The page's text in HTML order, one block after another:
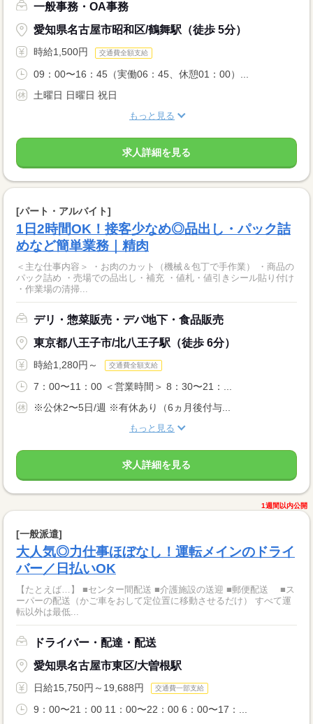
一般事務・OA事務
愛知県名古屋市昭和区/鶴舞駅（徒歩 5分）
時給1,500円 交通費全額支給
09：00〜16：45（実働06：45、休憩01：00）...
土曜日 日曜日 祝日
もっと見る
求人詳細を見る
[パート・アルバイト]
1日2時間OK！接客少なめ◎品出し・パック詰
めなど簡単業務｜精肉
＜主な仕事内容＞ ・お肉のカット（機械＆包丁で手作業） ・商品の
パック詰め ・売場での品出し・補充 ・値札・値引きシール貼り付け
・作業場の清掃...
デリ・惣菜販売・デパ地下・食品販売
東京都八王子市/北八王子駅（徒歩 6分）
時給1,280円～ 交通費全額支給
7：00〜11：00 ＜営業時間＞ 8：30〜21：...
※公休2〜5日/週 ※有休あり（6ヵ月後付与...
もっと見る
求人詳細を見る
1週間以内公開
[一般派遣]
大人気◎力仕事ほぼなし！運転メインのドライ
バー／日払いOK
【たとえば…】 ■センター間配送 ■介護施設の送迎 ■郵便配送 ■ス
ーパーの配送（かご車をおして定位置に移動させるだけ） すべて運
転以外は最低...
ドライバー・配達・配送
愛知県名古屋市東区/大曽根駅
日給15,750円～19,688円 交通費一部支給
9：00〜21：00 11：00〜22：00 6：00〜17：...